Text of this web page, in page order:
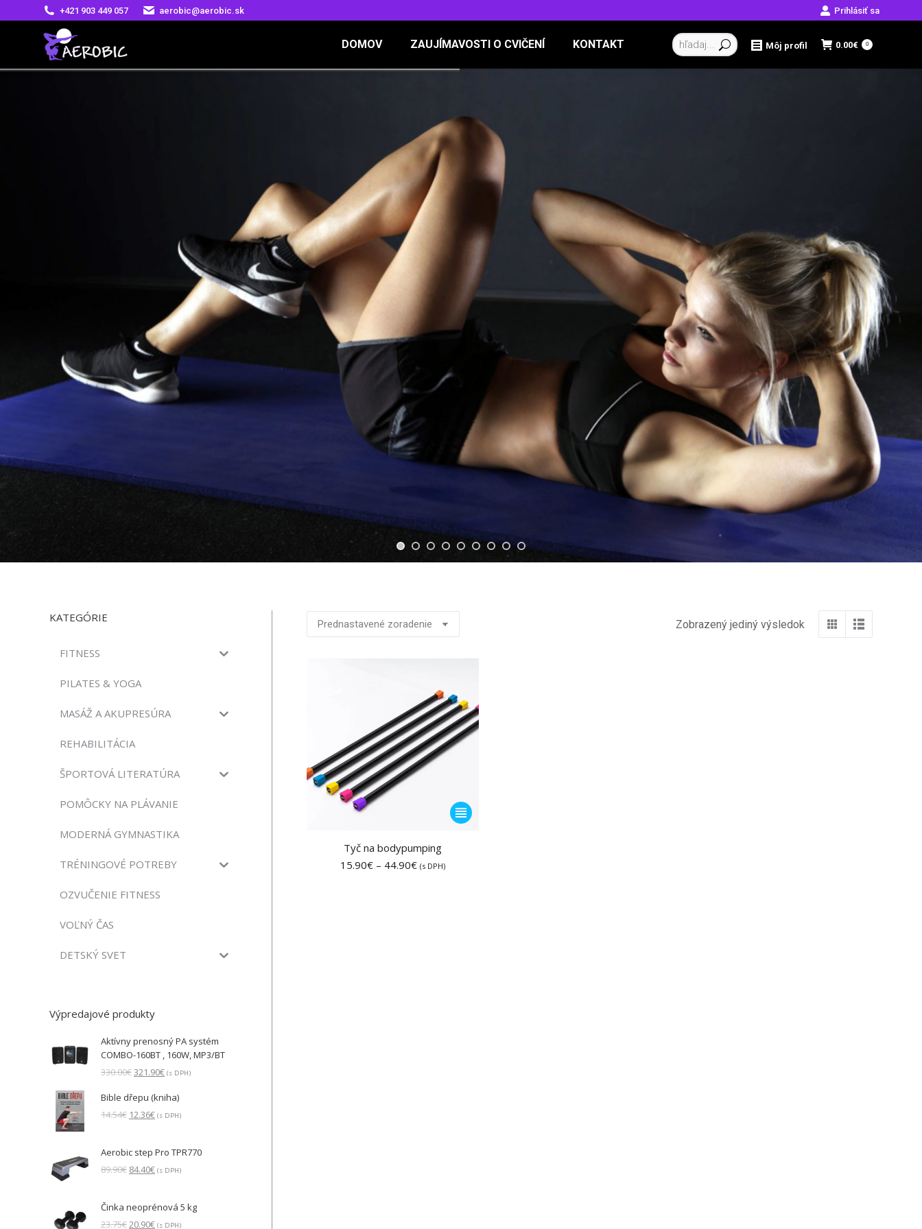
+421 903 449 057 aerobic@aerobic.sk Prihlásiť sa
DOMOV ZAUJÍMAVOSTI O CVIČENÍ KONTAKT Vyhľadávanie: Môj profil 0.00€ 0
Zobrazený jediný výsledok
Tento
produkt
Tyč na bodypumping
15.90€ – 44.90€Price
(s DPH)
KATEGÓRIE
FITNESS
PILATES & YOGA
MASÁŽ A AKUPRESÚRA
REHABILITÁCIA
ŠPORTOVÁ LITERATÚRA
POMÔCKY NA PLÁVANIE
MODERNÁ GYMNASTIKA
TRÉNINGOVÉ POTREBY
OZVUČENIE FITNESS
VOĽNÝ ČAS
DETSKÝ SVET
Výpredajové produkty
Aktívny prenosný PA systém
COMBO-160BT , 160W, MP3/BT
330.00€Pôvodná
bola:
330.00€.
321.90€Aktuálna
je:
321.90€.
(s DPH)
Bible dřepu (kniha)
14.54€ Pôvodná
14.54€.
12.36€Aktuálna
12.36€.
(s DPH)
Aerobic step Pro TPR770
89.90€ Pôvodná
89.90€.
84.40€Aktuálna
84.40€.
(s DPH)
Činka neoprénová 5 kg
23.75€ Pôvodná
20.90€Aktuálna
(s DPH)